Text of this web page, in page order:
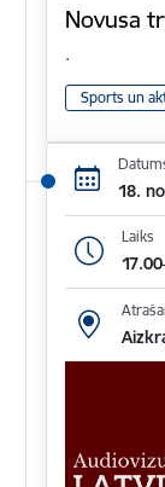
Novusa
.
Sports un
18.
Laiks